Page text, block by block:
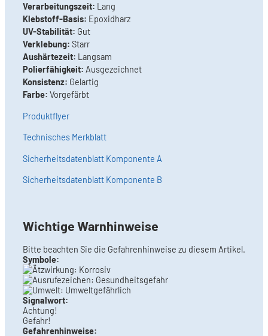
Verarbeitungszeit: Lang
Klebstoff-Basis: Epoxidharz
UV-Stabilität: Gut
Verklebung: Starr
Aushärtezeit: Langsam
Polierfähigkeit: Ausgezeichnet
Konsistenz: Gelartig
Farbe: Vorgefärbt
Produktflyer
Technisches Merkblatt
Sicherheitsdatenblatt Komponente A
Sicherheitsdatenblatt Komponente B
Wichtige Warnhinweise
Bitte beachten Sie die Gefahrenhinweise zu diesem Artikel.
Symbole:
Signalwort:
Achtung!
Gefahr!
Gefahrenhinweise: